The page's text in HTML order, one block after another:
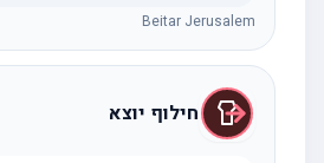
Beitar Jerusalem
חילוף יוצא